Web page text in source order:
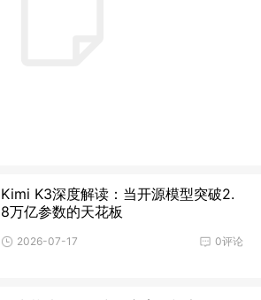
Kimi K3深度解读：当开源模型突破2.
8万亿参数的天花板
0评论
2026-07-17